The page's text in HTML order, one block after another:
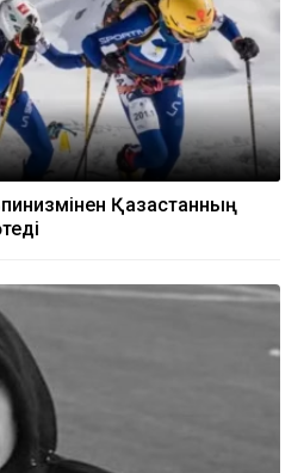
Қазақстанның